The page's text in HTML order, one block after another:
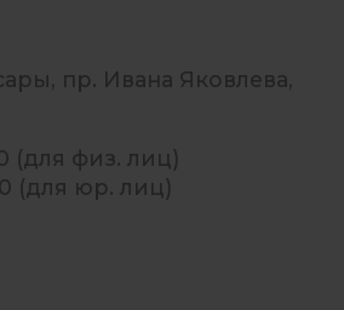
пр. Ивана Яковлева,
(для физ. лиц)
(для юр. лиц)